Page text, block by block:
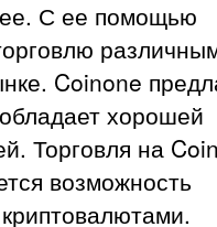
С ее помощью
Coinone
хорошей
Торговля на
возможность